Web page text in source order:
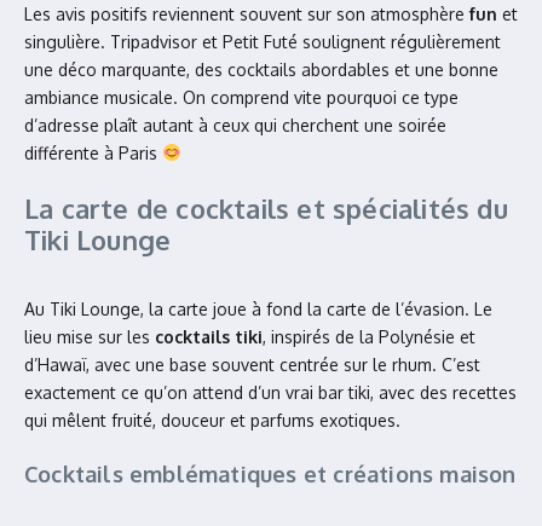
Les avis positifs reviennent souvent sur son atmosphère fun et
singulière. Tripadvisor et Petit Futé soulignent régulièrement
une déco marquante, des cocktails abordables et une bonne
ambiance musicale. On comprend vite pourquoi ce type
d’adresse plaît autant à ceux qui cherchent une soirée
différente à Paris
La carte de cocktails et spécialités du
Tiki Lounge
Au Tiki Lounge, la carte joue à fond la carte de l’évasion. Le
lieu mise sur les cocktails tiki, inspirés de la Polynésie et
d’Hawaï, avec une base souvent centrée sur le rhum. C’est
exactement ce qu’on attend d’un vrai bar tiki, avec des recettes
qui mêlent fruité, douceur et parfums exotiques.
Cocktails emblématiques et créations maison